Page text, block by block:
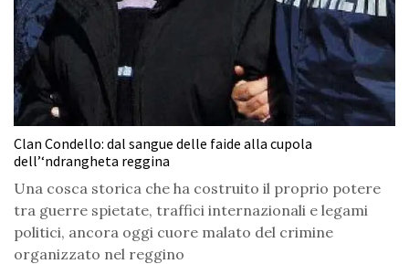
Clan Condello: dal sangue delle faide alla cupola
dell’‘ndrangheta reggina
Una cosca storica che ha costruito il proprio potere
tra guerre spietate, traffici internazionali e legami
politici, ancora oggi cuore malato del crimine
organizzato nel reggino